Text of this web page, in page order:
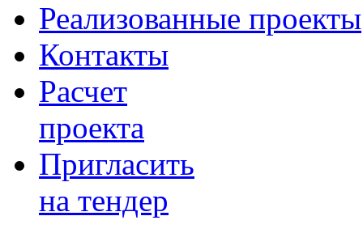
Реализованные проекты
Контакты
Расчет
проекта
Пригласить
на тендер